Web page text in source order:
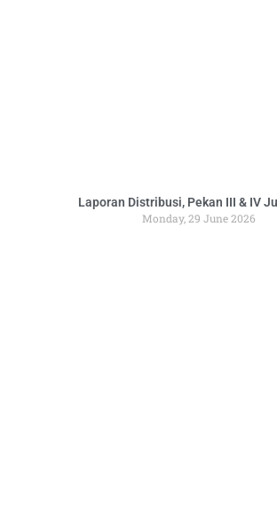
Laporan Distribusi, Pekan III & IV
Monday, 29 June 2026